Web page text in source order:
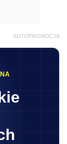
AUTOPROMOCJA